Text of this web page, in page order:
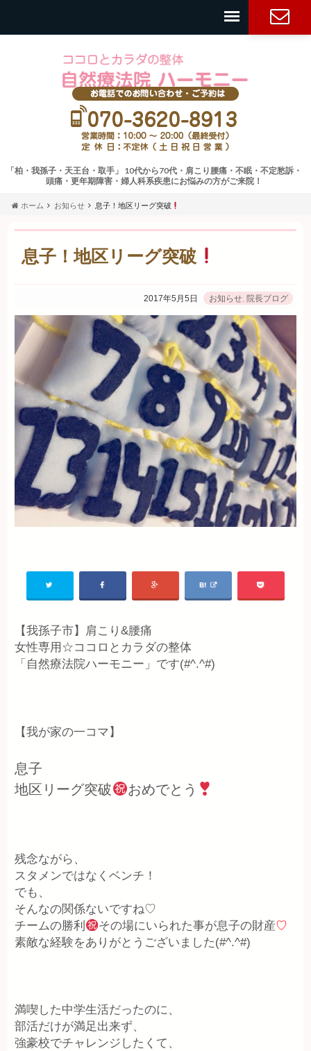
「柏・我孫子・天王台・取手」 10代から70代・肩こり腰痛・不眠・不定愁訴・
頭痛・更年期障害・婦人科系疾患にお悩みの方がご来院！
ホーム お知らせ 息子！地区リーグ突破
息子！地区リーグ突破
2017年5月5日 お知らせ, 院長ブログ
【我孫子市】肩こり&腰痛
女性専用☆ココロとカラダの整体
「自然療法院ハーモニー」です(#^.^#)
【我が家の一コマ】
息子
地区リーグ突破
おめでとう
残念ながら、
スタメンではなくベンチ！
でも、
そんなの関係ないですね♡
チームの勝利
その場にいられた事が息子の財産♡
素敵な経験をありがとうございました(#^.^#)
満喫した中学生活だったのに、
部活だけが満足出来ず、
強豪校でチャレンジしたくて、